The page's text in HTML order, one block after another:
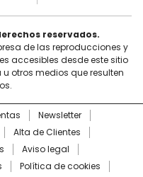
reservados.
de las reproducciones y
accesibles desde este sitio
otros medios que resulten
Newsletter
Alta de Clientes
Aviso legal
Política de cookies